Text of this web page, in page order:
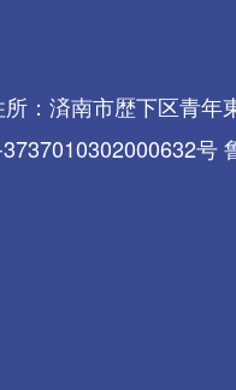
所：済南市歴下区青年
号